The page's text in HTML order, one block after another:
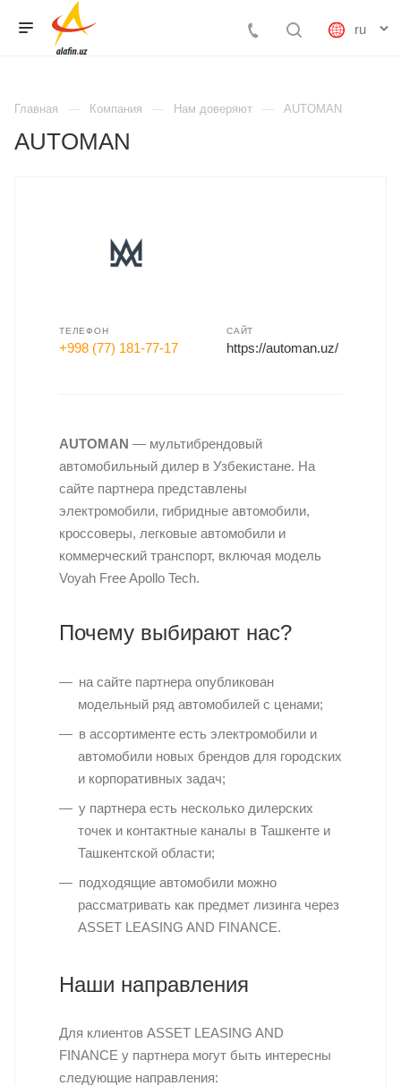
Главная Компания Нам доверяют AUTOMAN
AUTOMAN
ТЕЛЕФОН
+998 (77) 181-77-17
САЙТ
https://automan.uz/
AUTOMAN — мультибрендовый
автомобильный дилер в Узбекистане. На
сайте партнера представлены
электромобили, гибридные автомобили,
кроссоверы, легковые автомобили и
коммерческий транспорт, включая модель
Voyah Free Apollo Tech.
Почему выбирают нас?
на сайте партнера опубликован
модельный ряд автомобилей с ценами;
в ассортименте есть электромобили и
автомобили новых брендов для городских
и корпоративных задач;
у партнера есть несколько дилерских
точек и контактные каналы в Ташкенте и
Ташкентской области;
подходящие автомобили можно
рассматривать как предмет лизинга через
ASSET LEASING AND FINANCE.
Наши направления
Для клиентов ASSET LEASING AND
FINANCE у партнера могут быть интересны
следующие направления: